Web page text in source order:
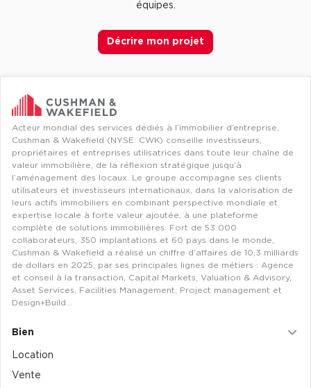
Achat de Bureaux à Lyon
Collections de Bureaux
Hôtels particuliers
Immeuble indépendant
Bureaux certifiés - Environnement
Immeuble de bureaux avec services
Location bureaux Bellecour - Cordeliers (Lyon)
Haussmanniens
Location d'Entrepôts / Activités
Location d'Entrepôts / Activités à Aix-en-Provence
Location d'Entrepôts / Activités à Saint-Priest
équipes.
Décrire mon projet
Acteur mondial des services dédiés à l’immobilier d’entreprise,
Cushman & Wakefield (NYSE: CWK) conseille investisseurs,
propriétaires et entreprises utilisatrices dans toute leur chaîne de
valeur immobilière, de la réflexion stratégique jusqu’à
l’aménagement des locaux. Le groupe accompagne ses clients
utilisateurs et investisseurs internationaux, dans la valorisation de
leurs actifs immobiliers en combinant perspective mondiale et
expertise locale à forte valeur ajoutée, à une plateforme
complète de solutions immobilières. Fort de 53 000
collaborateurs, 350 implantations et 60 pays dans le monde,
Cushman & Wakefield a réalisé un chiffre d’affaires de 10,3 milliards
de dollars en 2025, par ses principales lignes de métiers : Agence
et conseil à la transaction, Capital Markets, Valuation & Advisory,
Asset Services, Facilities Management, Project management et
Design+Build…
Bien
Location
Vente